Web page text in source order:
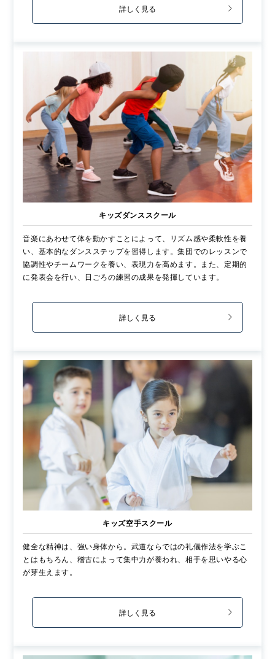
詳しく見る
キッズダンススクール
音楽にあわせて体を動かすことによって、リズム感や柔軟性を養
い、基本的なダンスステップを習得します。集団でのレッスンで
協調性やチームワークを養い、表現力を高めます。また、定期的
に発表会を行い、日ごろの練習の成果を発揮しています。
詳しく見る
キッズ空手スクール
健全な精神は、強い身体から。武道ならではの礼儀作法を学ぶこ
とはもちろん、稽古によって集中力が養われ、相手を思いやる心
が芽生えます。
詳しく見る